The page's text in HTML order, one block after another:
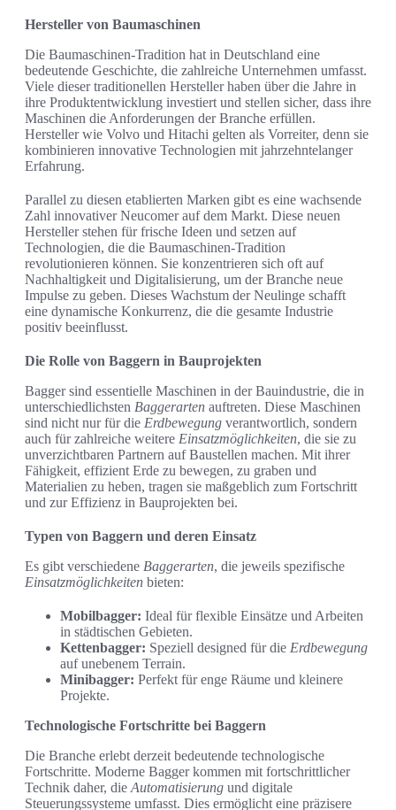
Hersteller von Baumaschinen
Die Baumaschinen-Tradition hat in Deutschland eine
bedeutende Geschichte, die zahlreiche Unternehmen umfasst.
Viele dieser traditionellen Hersteller haben über die Jahre in
ihre Produktentwicklung investiert und stellen sicher, dass ihre
Maschinen die Anforderungen der Branche erfüllen.
Hersteller wie Volvo und Hitachi gelten als Vorreiter, denn sie
kombinieren innovative Technologien mit jahrzehntelanger
Erfahrung.
Parallel zu diesen etablierten Marken gibt es eine wachsende
Zahl innovativer Neucomer auf dem Markt. Diese neuen
Hersteller stehen für frische Ideen und setzen auf
Technologien, die die Baumaschinen-Tradition
revolutionieren können. Sie konzentrieren sich oft auf
Nachhaltigkeit und Digitalisierung, um der Branche neue
Impulse zu geben. Dieses Wachstum der Neulinge schafft
eine dynamische Konkurrenz, die die gesamte Industrie
positiv beeinflusst.
Die Rolle von Baggern in Bauprojekten
Bagger sind essentielle Maschinen in der Bauindustrie, die in
unterschiedlichsten Baggerarten auftreten. Diese Maschinen
sind nicht nur für die Erdbewegung verantwortlich, sondern
auch für zahlreiche weitere Einsatzmöglichkeiten, die sie zu
unverzichtbaren Partnern auf Baustellen machen. Mit ihrer
Fähigkeit, effizient Erde zu bewegen, zu graben und
Materialien zu heben, tragen sie maßgeblich zum Fortschritt
und zur Effizienz in Bauprojekten bei.
Typen von Baggern und deren Einsatz
Es gibt verschiedene Baggerarten, die jeweils spezifische
Einsatzmöglichkeiten bieten:
Mobilbagger: Ideal für flexible Einsätze und Arbeiten
in städtischen Gebieten.
Kettenbagger: Speziell designed für die Erdbewegung
auf unebenem Terrain.
Minibagger: Perfekt für enge Räume und kleinere
Projekte.
Technologische Fortschritte bei Baggern
Die Branche erlebt derzeit bedeutende technologische
Fortschritte. Moderne Bagger kommen mit fortschrittlicher
Technik daher, die Automatisierung und digitale
Steuerungssysteme umfasst. Dies ermöglicht eine präzisere